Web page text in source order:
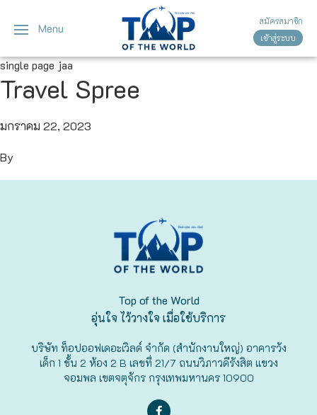
Menu
สมัครสมาชิก
เข้าสู่ระบบ
single page jaa
Travel Spree
มกราคม 22, 2023
By
Top of the World
อุ่นใจ ไว้วางใจ เมื่อใช้บริการ
บริษัท ท็อปออฟเดอะเวิลด์ จำกัด (สำนักงานใหญ่) อาคารวัง
เด็ก 1 ชั้น 2 ห้อง 2 B เลขที่ 21/7 ถนนวิภาวดีรังสิต แขวง
จอมพล เขตจตุจักร กรุงเทพมหานคร 10900
ญี่ปุ่นทัวร์ญี่ปุ่น
โตเกียว
โอซาก้า
ฟุกุโอะกะ
ฟูระโนะ
เวียดนาม
ทัวร์เวียดนาม